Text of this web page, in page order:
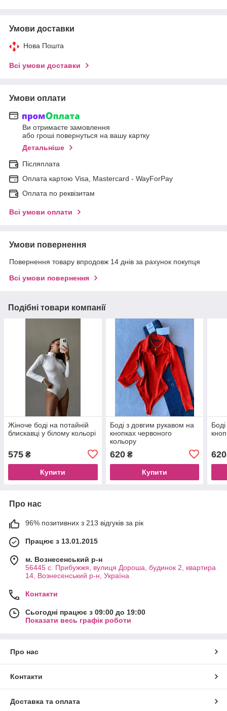
Умови доставки
Нова Пошта
Всі умови доставки
Умови оплати
Ви отримаєте замовлення
або гроші повернуться на вашу картку
Детальніше
Післяплата
Оплата картою Visa, Mastercard - WayForPay
Оплата по реквізитам
Всі умови оплати
Умови повернення
Повернення товару впродовж 14 днів за рахунок покупця
Всі умови повернення
Подібні товари компанії
Жіноче боді на потайній
блискавці у білому кольорі
575 ₴
Купити
Боді з довгим рукавом на
кнопках червоного
кольору
620₴
Купити
620
Про нас
96% позитивних з 213 відгуків за рік
Працює з 13.01.2015
м. Вознесенський р-н
56445 с. Прибужжя, вулиця Дороша, будинок 2, квартира
14, Вознесенський р-н, Україна
Контакти
Сьогодні працює з 09:00 до 19:00
Показати весь графік роботи
Про нас
Контакти
Доставка та оплата